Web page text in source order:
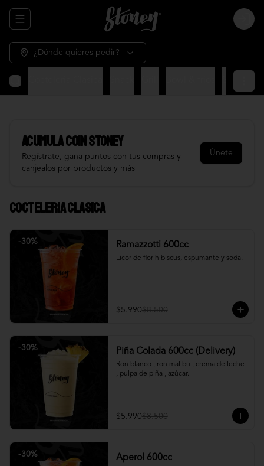
Abrir menu de navegación Login
¿Dónde quieres pedir?
AcumulaCOIN STONEY
Regístrate, gana puntos con tus compras y
canjealos por productos y más
Únete
Cocteleria Clasica
-30% Ramazzotti 600cc
Licor de flor hibiscus, espumante y soda.
$5.990$8.500
-30% Piña Colada 600cc (Delivery)
Ron blanco , ron malibu , crema de leche
, pulpa de piña , azúcar.
$5.990$8.500
-30% Aperol 600cc